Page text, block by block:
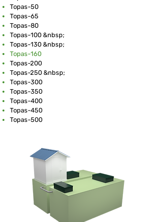
Topas-50
Topas-65
Topas-80
Topas-100 &nbsp;
Topas-130 &nbsp;
Topas-160
Topas-200
Topas-250 &nbsp;
Topas-300
Topas-350
Topas-400
Topas-450
Topas-500